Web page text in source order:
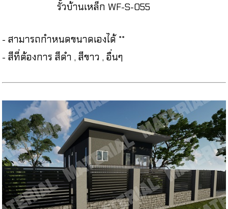
รั้วบ้านเหล็ก WF-S-055
- สามารถกำหนดขนาดเองได้ **
- สีที่ต้องการ สีดำ , สีขาว , อื่นๆ